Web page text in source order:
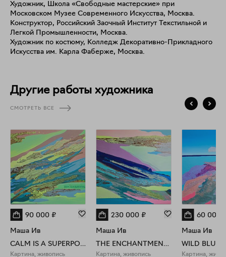
интегрирую в работы, я чаще всего нахожу в бортовых
журналах, глянце, рекламных кампаниях и других печатных
СМИ. Точнее, правильные фразы сами меня находят в
нужное время, когда я работаю над той или иной картиной.
Увиденные мельком фразы часто откладываются у нас в
подсознании и порой служат толчком к действию или
Художник, Школа «Свободные мастерские» при
Московском Музее Современного Искусства, Москва.
Конструктор, Российский Заочный Институт Текстильной и
Легкой Промышленности, Москва.
Художник по костюму, Колледж Декоративно-Прикладного
Искусства им. Карла Фаберже, Москва.
Другие работы художника
СМОТРЕТЬ ВСЕ
90 000 ₽
Маша Ив
CALM IS A SUPERPOWER
Картина, живопись
230 000 ₽
Маша Ив
THE ENCHANTMENT OF FREEDOM
Картина, живопись
60 000
Маша Ив
WILD BLUE
Картина,